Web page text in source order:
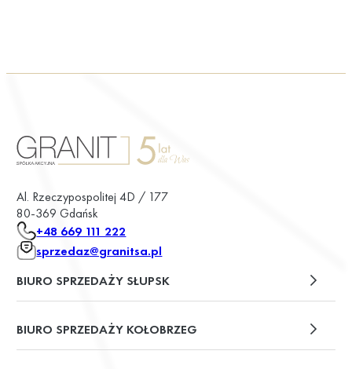
Al. Rzeczypospolitej 4D / 177
80-369 Gdańsk
+48 669 111 222
sprzedaz@granitsa.pl
BIURO SPRZEDAŻY SŁUPSK
plac Władysława Broniewskiego 13/u2
BIURO SPRZEDAŻY KOŁOBRZEG